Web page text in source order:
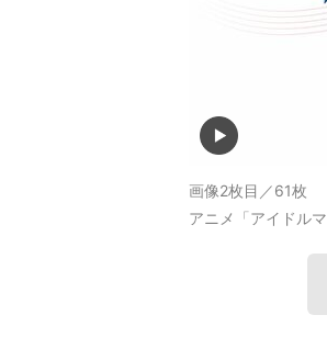
画像2枚目／61枚
アニメ「アイドル